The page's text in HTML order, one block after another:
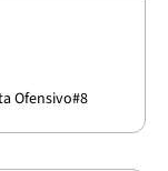
Ofensivo#8